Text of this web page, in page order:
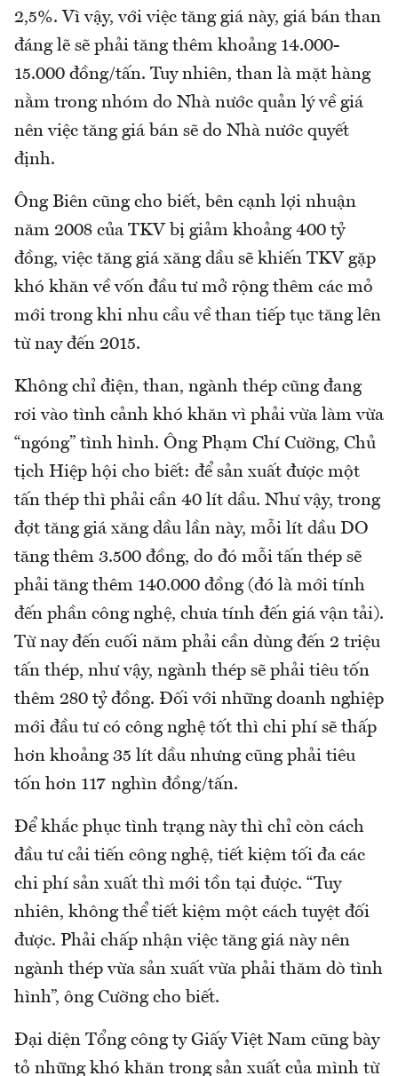
2,5%. Vì vậy, với việc tăng giá này, giá bán than
đáng lẽ sẽ phải tăng thêm khoảng 14.000-
15.000 đồng/tấn. Tuy nhiên, than là mặt hàng
nằm trong nhóm do Nhà nước quản lý về giá
nên việc tăng giá bán sẽ do Nhà nước quyết
định.
Ông Biên cũng cho biết, bên cạnh lợi nhuận
năm 2008 của TKV bị giảm khoảng 400 tỷ
đồng, việc tăng giá xăng dầu sẽ khiến TKV gặp
khó khăn về vốn đầu tư mở rộng thêm các mỏ
mới trong khi nhu cầu về than tiếp tục tăng lên
từ nay đến 2015.
Không chỉ điện, than, ngành thép cũng đang
rơi vào tình cảnh khó khăn vì phải vừa làm vừa
“ngóng” tình hình. Ông Phạm Chí Cường, Chủ
tịch Hiệp hội cho biết: để sản xuất được một
tấn thép thì phải cần 40 lít dầu. Như vậy, trong
đợt tăng giá xăng dầu lần này, mỗi lít dầu DO
tăng thêm 3.500 đồng, do đó mỗi tấn thép sẽ
phải tăng thêm 140.000 đồng (đó là mới tính
đến phần công nghệ, chưa tính đến giá vận tải).
Từ nay đến cuối năm phải cần dùng đến 2 triệu
tấn thép, như vậy, ngành thép sẽ phải tiêu tốn
thêm 280 tỷ đồng. Đối với những doanh nghiệp
mới đầu tư có công nghệ tốt thì chi phí sẽ thấp
hơn khoảng 35 lít dầu nhưng cũng phải tiêu
tốn hơn 117 nghìn đồng/tấn.
Để khắc phục tình trạng này thì chỉ còn cách
đầu tư cải tiến công nghệ, tiết kiệm tối đa các
chi phí sản xuất thì mới tồn tại được. “Tuy
nhiên, không thể tiết kiệm một cách tuyệt đối
được. Phải chấp nhận việc tăng giá này nên
ngành thép vừa sản xuất vừa phải thăm dò tình
hình”, ông Cường cho biết.
Đại diện Tổng công ty Giấy Việt Nam cũng bày
tỏ những khó khăn trong sản xuất của mình từ